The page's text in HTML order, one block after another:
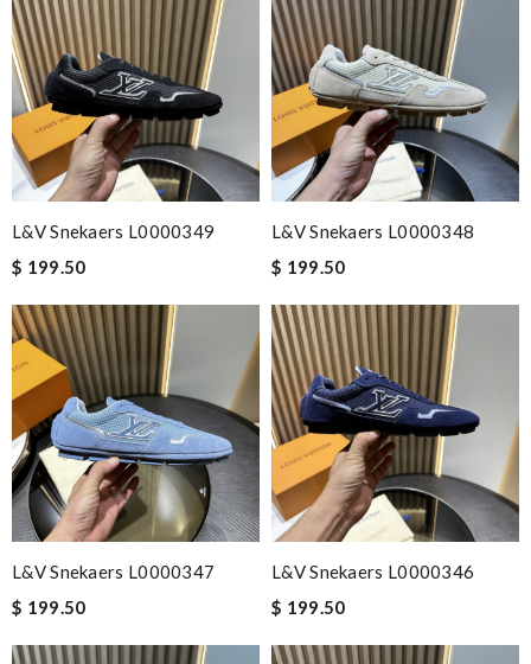
L&V Snekaers L0000349
$ 199.50
L&V Snekaers L0000348
$ 199.50
L&V Snekaers L0000347
$ 199.50
L&V Snekaers L0000346
$ 199.50